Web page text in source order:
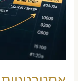
השיטות
שעובדות
באמת
על